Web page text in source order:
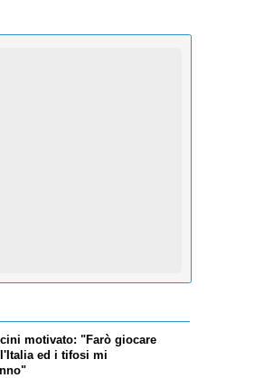
motivato: "Farò giocare
ed i tifosi mi